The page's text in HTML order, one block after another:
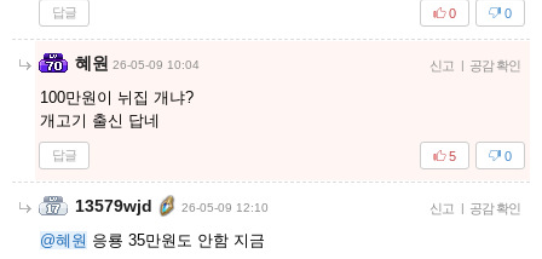
답글 0
0
혜원 26-05-09 10:04 신고 | 공감 확인
100만원이 뉘집 개냐?
개고기 출신 답네
답글 0
5
13579wjd 26-05-09 12:10 신고 | 공감 확인
@혜원 응룡 35만원도 안함 지금